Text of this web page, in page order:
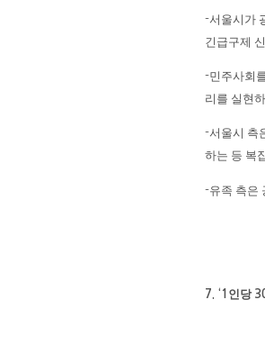
-서울시가
긴급구제
-민주사회
리를 실현
-서울시 측
하는 등 복
-유족 측은
7. ‘1 인당